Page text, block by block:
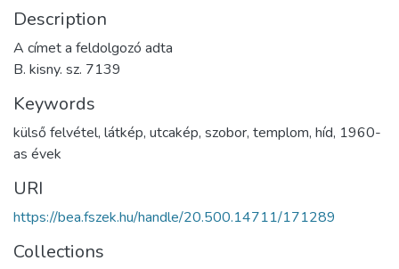
Description
A címet a feldolgozó adta
B. kisny. sz. 7139
Keywords
külső felvétel, látkép, utcakép, szobor, templom, híd, 1960-
as évek
URI
https://bea.fszek.hu/handle/20.500.14711/171289
Collections